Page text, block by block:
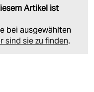
Artikel ist
bei ausgewählten
sind sie zu finden.